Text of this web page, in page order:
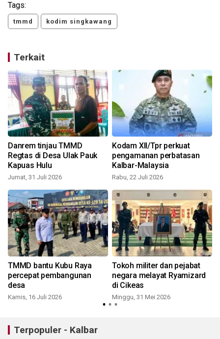
Tags:
tmmd kodim singkawang
Terkait
Danrem tinjau TMMD
Regtas di Desa Ulak Pauk
Kapuas Hulu
Jumat, 31 Juli 2026
Kodam XII/Tpr perkuat
pengamanan perbatasan
Kalbar-Malaysia
Rabu, 22 Juli 2026
TMMD bantu Kubu Raya
percepat pembangunan
desa
Kamis, 16 Juli 2026
Tokoh militer dan pejabat
negara melayat Ryamizard
di Cikeas
Minggu, 31 Mei 2026
Terpopuler - Kalbar